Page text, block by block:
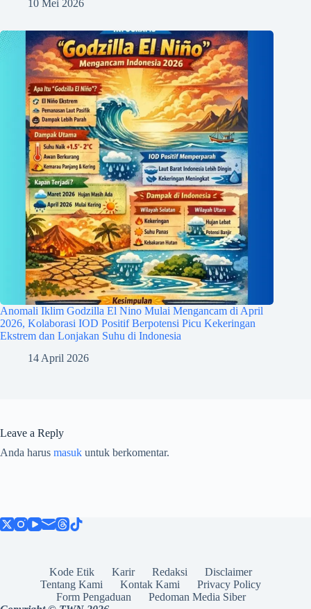
10 Mei 2026
Anomali Iklim Godzilla El Nino Mulai Mengancam di April
2026, Kolaborasi IOD Positif Berpotensi Picu Kekeringan
Ekstrem dan Lonjakan Suhu di Indonesia
14 April 2026
Leave a Reply
Anda harus masuk untuk berkomentar.
Kode Etik Karir Redaksi
Disclaimer
Tentang Kami
Kontak Kami
Privacy Policy
Form Pengaduan
Pedoman Media Siber